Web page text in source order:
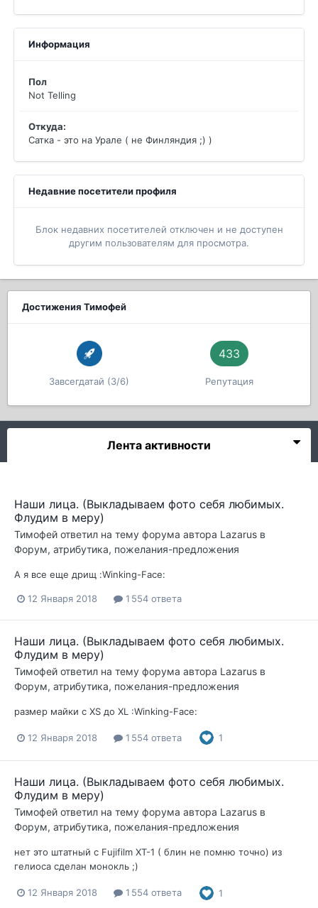
Информация
Пол
Not Telling
Откуда:
Сатка - это на Урале ( не Финляндия ;) )
Недавние посетители профиля
Блок недавних посетителей отключен и не доступен
другим пользователям для просмотра.
Достижения Тимофей
Завсегдатай (3/6)
433
Репутация
Лента активности
Наши лица. (Выкладываем фото себя любимых.
Флудим в меру)
Тимофей ответил на тему форума автора Lazarus в
Форум, атрибутика, пожелания-предложения
А я все еще дрищ :Winking-Face:
12 Января 2018 1 554 ответа
Наши лица. (Выкладываем фото себя любимых.
Флудим в меру)
Тимофей ответил на тему форума автора Lazarus в
Форум, атрибутика, пожелания-предложения
размер майки с XS до XL :Winking-Face:
12 Января 2018 1 554 ответа 1
Наши лица. (Выкладываем фото себя любимых.
Флудим в меру)
Тимофей ответил на тему форума автора Lazarus в
Форум, атрибутика, пожелания-предложения
нет это штатный с Fujifilm XT-1 ( блин не помню точно) из
гелиоса сделан монокль ;)
12 Января 2018 1 554 ответа 1